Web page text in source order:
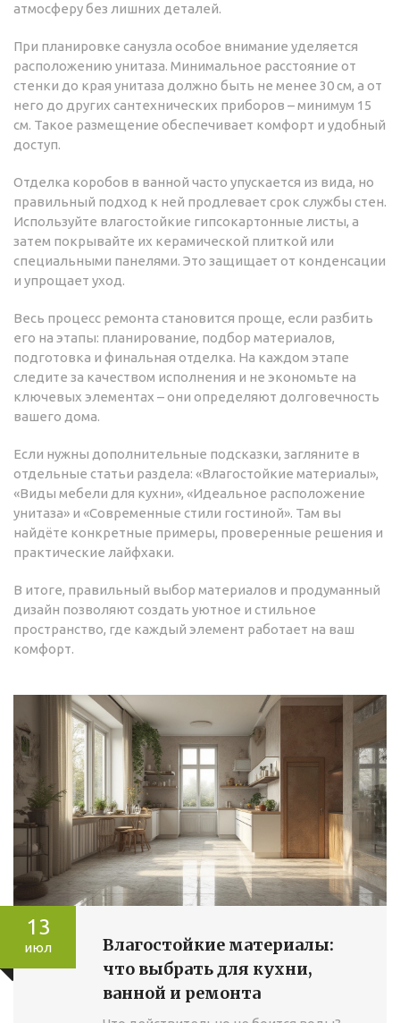
атмосферу без лишних деталей.
При планировке санузла особое внимание уделяется
расположению унитаза. Минимальное расстояние от
стенки до края унитаза должно быть не менее 30 см, а от
него до других сантехнических приборов – минимум 15
см. Такое размещение обеспечивает комфорт и удобный
доступ.
Отделка коробов в ванной часто упускается из вида, но
правильный подход к ней продлевает срок службы стен.
Используйте влагостойкие гипсокартонные листы, а
затем покрывайте их керамической плиткой или
специальными панелями. Это защищает от конденсации
и упрощает уход.
Весь процесс ремонта становится проще, если разбить
его на этапы: планирование, подбор материалов,
подготовка и финальная отделка. На каждом этапе
следите за качеством исполнения и не экономьте на
ключевых элементах – они определяют долговечность
вашего дома.
Если нужны дополнительные подсказки, загляните в
отдельные статьи раздела: «Влагостойкие материалы»,
«Виды мебели для кухни», «Идеальное расположение
унитаза» и «Современные стили гостиной». Там вы
найдёте конкретные примеры, проверенные решения и
практические лайфхаки.
В итоге, правильный выбор материалов и продуманный
дизайн позволяют создать уютное и стильное
пространство, где каждый элемент работает на ваш
комфорт.
13
июл
Влагостойкие материалы:
что выбрать для кухни,
ванной и ремонта